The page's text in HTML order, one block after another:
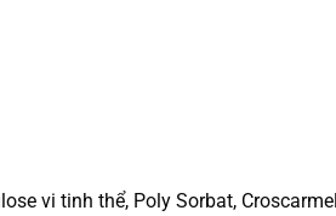
vi tinh thể, Poly Sorbat,